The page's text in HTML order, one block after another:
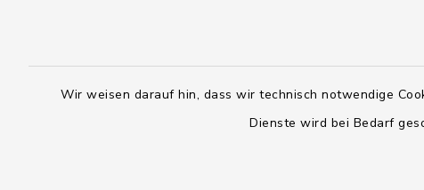
Wir weisen darauf hin, dass wir technisch notwendige
Dienste wird bei Bedarf